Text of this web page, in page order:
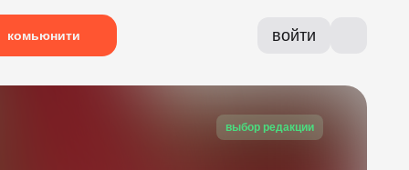
комьюнити войти
выбор редакции